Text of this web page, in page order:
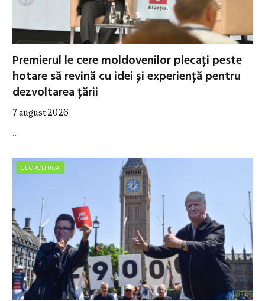
Premierul le cere moldovenilor plecați peste
hotare să revină cu idei și experiență pentru
dezvoltarea țării
7 august 2026
…
GEOPOLITICA